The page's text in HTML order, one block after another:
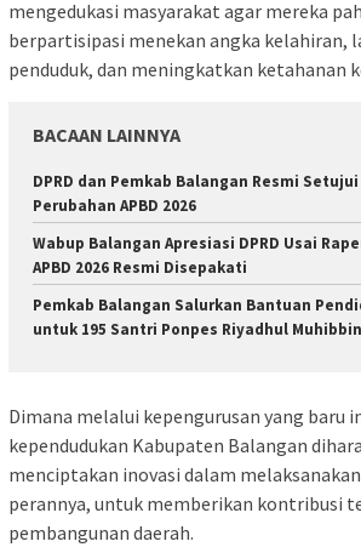
mengedukasi masyarakat agar mereka
berpartisipasi menekan angka kelahiran,
penduduk, dan meningkatkan ketahanan
BACAAN LAINNYA
DPRD dan Pemkab Balangan Resmi
Perubahan APBD 2026
Wabup Balangan Apresiasi DPRD Usai
APBD 2026 Resmi Disepakati
Pemkab Balangan Salurkan Bantuan
untuk 195 Santri Ponpes Riyadhul Muhibbin
Dimana melalui kepengurusan yang baru
kependudukan Kabupaten Balangan
menciptakan inovasi dalam
perannya, untuk memberikan kontribusi
pembangunan daerah.